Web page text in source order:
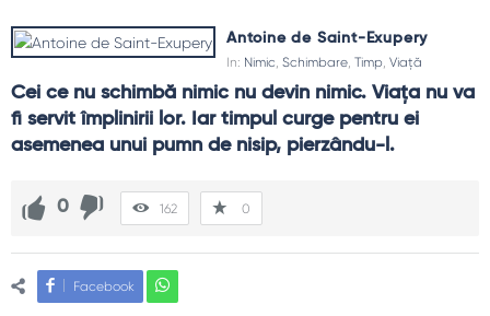
Antoine de Saint-Exupery
In: Nimic, Schimbare, Timp, Viață
Cei ce nu schimbă nimic nu devin nimic. Viaţa nu va
fi servit împlinirii lor. Iar timpul curge pentru ei
asemenea unui pumn de nisip, pierzându-l.
0 162 0
Facebook